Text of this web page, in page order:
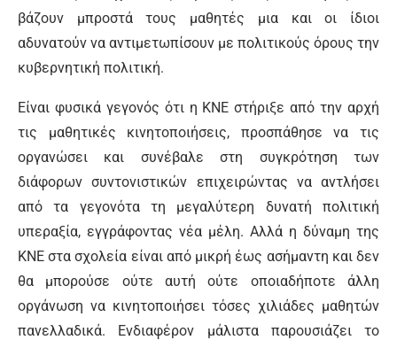
βάζουν μπροστά τους μαθητές μια και οι ίδιοι
αδυνατούν να αντιμετωπίσουν με πολιτικούς όρους την
κυβερνητική πολιτική.
Είναι φυσικά γεγονός ότι η ΚΝΕ στήριξε από την αρχή
τις μαθητικές κινητοποιήσεις, προσπάθησε να τις
οργανώσει και συνέβαλε στη συγκρότηση των
διάφορων συντονιστικών επιχειρώντας να αντλήσει
από τα γεγονότα τη μεγαλύτερη δυνατή πολιτική
υπεραξία, εγγράφοντας νέα μέλη. Αλλά η δύναμη της
ΚΝΕ στα σχολεία είναι από μικρή έως ασήμαντη και δεν
θα μπορούσε ούτε αυτή ούτε οποιαδήποτε άλλη
οργάνωση να κινητοποιήσει τόσες χιλιάδες μαθητών
πανελλαδικά. Ενδιαφέρον μάλιστα παρουσιάζει το